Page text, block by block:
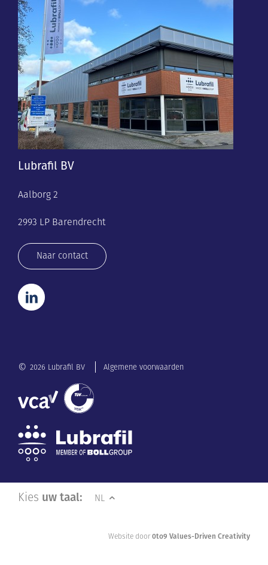
Lubrafil BV
Aalborg 2
2993 LP Barendrecht
Naar contact
© 2026 Lubrafil BV Algemene voorwaarden
Kies uw taal: NL
Website door0to9 Values-Driven Creativity